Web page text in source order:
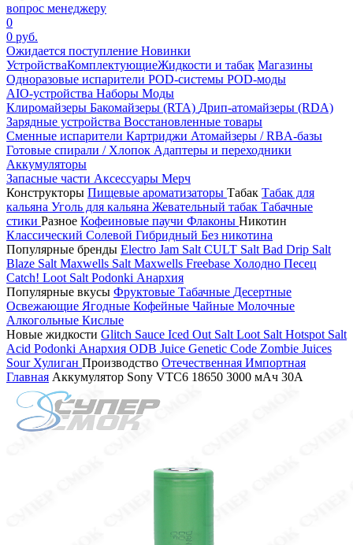
вопрос менеджеру
0
0 руб.
Ожидается поступление Новинки
УстройстваКомплектующиеЖидкости и табак Магазины
Одноразовые испарители POD-системы POD-моды
AIO-устройства Наборы Моды
Клиромайзеры Бакомайзеры (RTA) Дрип-атомайзеры (RDA)
Зарядные устройства Восстановленные товары
Сменные испарители Картриджи Атомайзеры / RBA-базы
Готовые спирали / Хлопок Адаптеры и переходники
Аккумуляторы
Запасные части Аксессуары Мерч
Конструкторы Пищевые ароматизаторы Табак Табак для
кальяна Уголь для кальяна Жевательный табак Табачные
стики Разное Кофеиновые паучи Флаконы Никотин
Классический Солевой Гибридный Без никотина
Популярные бренды Electro Jam Salt CULT Salt Bad Drip Salt
Blaze Salt Maxwells Salt Maxwells Freebase Холодно Песец
Catch! Loot Salt Podonki Анархия
Популярные вкусы Фруктовые Табачные Десертные
Освежающие Ягодные Кофейные Чайные Молочные
Алкогольные Кислые
Новые жидкости Glitch Sauce Iced Out Salt Loot Salt Hotspot Salt
Acid Podonki Анархия ODB Juice Genetic Code Zombie Juices
Sour Хулиган Производство Отечественная Импортная
Главная Аккумулятор Sony VTC6 18650 3000 мАч 30A